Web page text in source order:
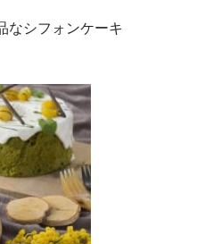
なシフォンケーキ